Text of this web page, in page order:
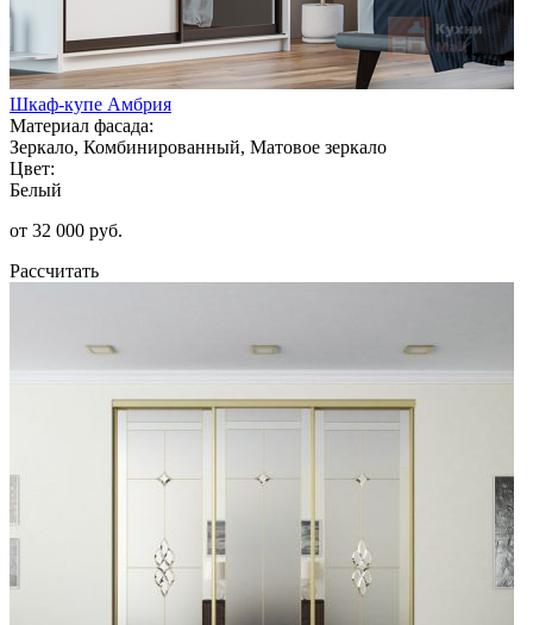
Шкаф-купе Амбрия
Материал фасада:
Зеркало, Комбинированный, Матовое зеркало
Цвет:
Белый
от 32 000 руб.
Рассчитать